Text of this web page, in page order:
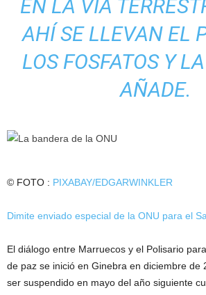
EN LA VÍA
AHÍ SE LLEVAN EL
LOS FOSFATOS Y
AÑADE.
© FOTO : PIXABAY/EDGARWINKLER
Dimite enviado especial de la ONU para el
El diálogo entre Marruecos y el Polisario
de paz se inició en Ginebra en diciembre de
ser suspendido en mayo del año siguiente